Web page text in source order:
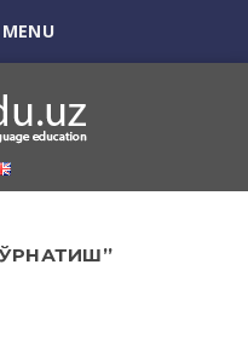
ЎРНАТИШ”